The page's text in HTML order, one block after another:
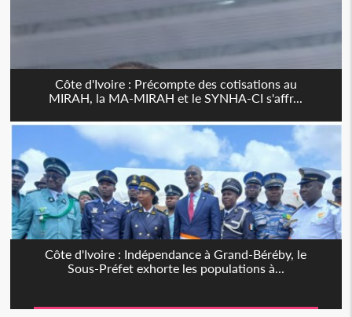
Côte d'Ivoire : Précompte des cotisations au
MIRAH, la MA-MIRAH et le SYNHA-CI s'affr...
Côte d'Ivoire : Indépendance à Grand-Béréby, le
Sous-Préfet exhorte les populations à...